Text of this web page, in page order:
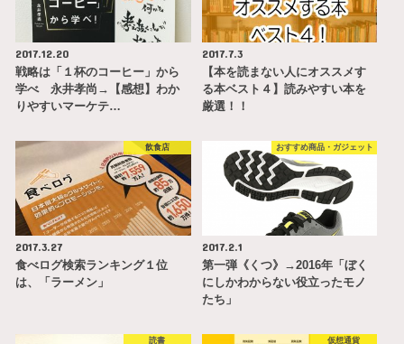
2017.12.20
戦略は「１杯のコーヒー」から
学べ 永井孝尚→【感想】わか
りやすいマーケテ…
2017.7.3
【本を読まない人にオススメす
る本ベスト４】読みやすい本を
厳選！！
飲食店
2017.3.27
食べログ検索ランキング１位
は、「ラーメン」
おすすめ商品・ガジェット
2017.2.1
第一弾《くつ》→2016年「ぼく
にしかわからない役立ったモノ
たち」
読書 仮想通貨